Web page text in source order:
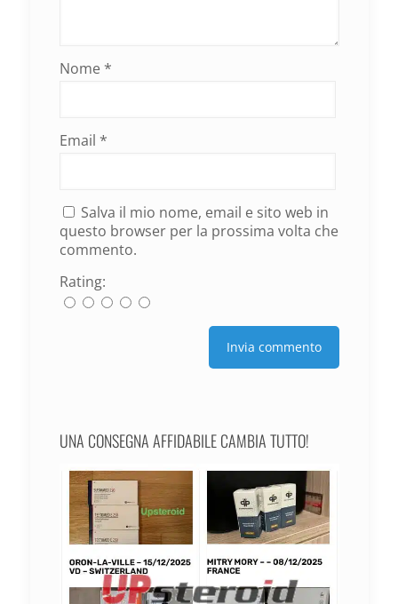
Nome *
Email *
Salva il mio nome, email e sito web in
questo browser per la prossima volta che
commento.
Rating:
UNA CONSEGNA AFFIDABILE CAMBIA TUTTO!